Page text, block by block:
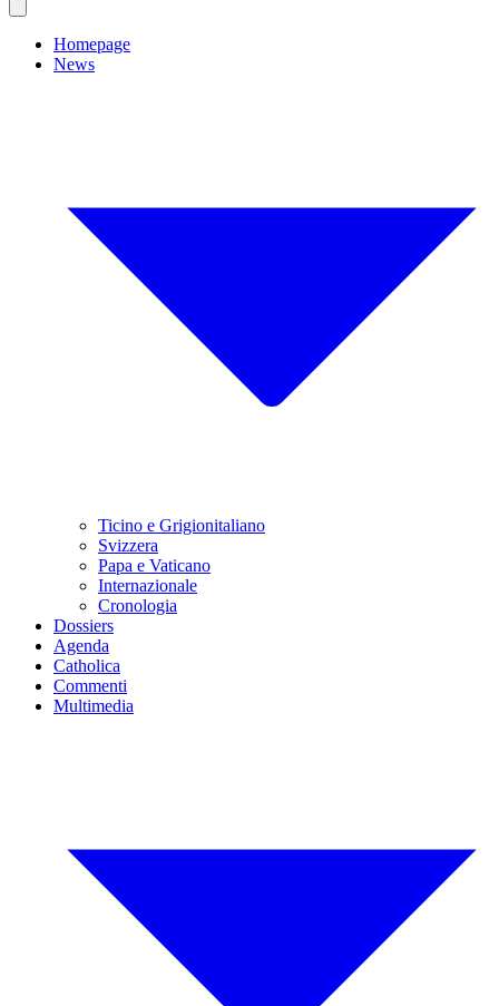
Homepage
News
Ticino e Grigionitaliano
Svizzera
Papa e Vaticano
Internazionale
Cronologia
Dossiers
Agenda
Catholica
Commenti
Multimedia